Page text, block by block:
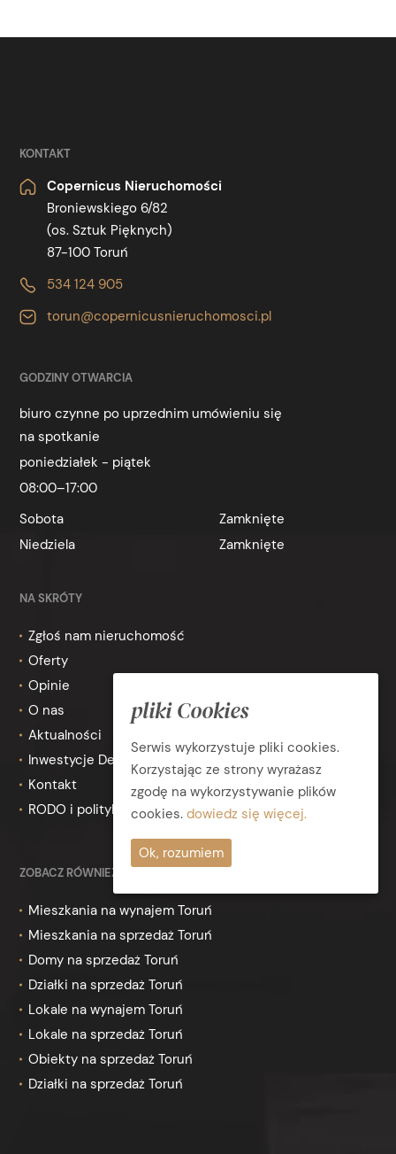
KONTAKT
Copernicus Nieruchomości
Broniewskiego 6/82
(os. Sztuk Pięknych)
87-100 Toruń
534 124 905
torun@copernicusnieruchomosci.pl
GODZINY OTWARCIA
biuro czynne po uprzednim umówieniu się
na spotkanie
poniedziałek - piątek
08:00–17:00
Sobota
Zamknięte
Niedziela
Zamknięte
NA SKRÓTY
Zgłoś nam nieruchomość
Oferty
Opinie
O nas
Aktualności
Inwestycje Deweloperskie
Kontakt
RODO i polityka prywatności
ZOBACZ RÓWNIEŻ
Mieszkania na wynajem Toruń
Mieszkania na sprzedaż Toruń
Domy na sprzedaż Toruń
Działki na sprzedaż Toruń
Lokale na wynajem Toruń
Lokale na sprzedaż Toruń
Obiekty na sprzedaż Toruń
Działki na sprzedaż Toruń
pliki Cookies
Serwis wykorzystuje pliki cookies.
Korzystając ze strony wyrażasz
zgodę na wykorzystywanie plików
cookies. dowiedz się więcej.
Ok, rozumiem